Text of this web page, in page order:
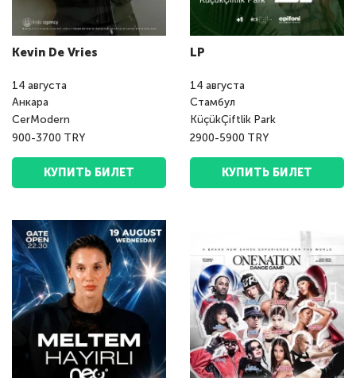
Kevin De Vries
14 августа
Анкара
CerModern
900-3700 TRY
КУПИТЬ БИЛЕТ
LP
14 августа
Стамбул
KüçükÇiftlik Park
2900-5900 TRY
КУПИТЬ БИЛЕТ